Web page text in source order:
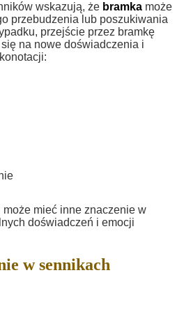
wskazują, że bramka może
przebudzenia lub poszukiwania
przejście przez bramkę
na nowe doświadczenia i
mieć inne znaczenie w
doświadczeń i emocji
w sennikach